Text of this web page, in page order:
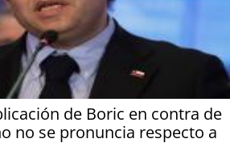
de Boric en contra de
no se pronuncia respecto a